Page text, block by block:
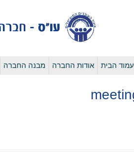
עמוד הבית אודות החברה מבנה החברה